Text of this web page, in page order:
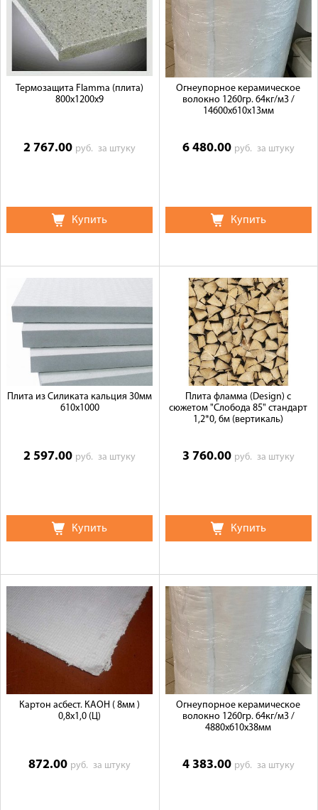
Термозащита Flamma (плита)
800x1200x9
2 767.00 руб.за штуку
Купить
Огнеупорное керамическое
волокно 1260гр. 64кг/м3 /
14600х610х13мм
6 480.00 руб. за штуку
Купить
Плита из Силиката кальция 30мм
610x1000
2 597.00 руб.за штуку
Купить
Плита фламма (Design) c
сюжетом "Слобода 85" стандарт
1,2*0, 6м (вертикаль)
3 760.00 руб. за штуку
Купить
Картон асбест. КАОН ( 8мм )
0,8х1,0 (Ц)
872.00 руб.за штуку
Огнеупорное керамическое
волокно 1260гр. 64кг/м3 /
4880х610х38мм
4 383.00 руб. за штуку